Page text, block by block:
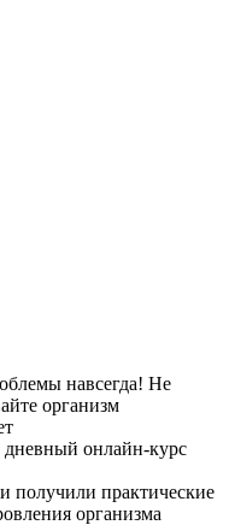
навсегда! Не
организм
дневный онлайн-курс
получили практические
организма